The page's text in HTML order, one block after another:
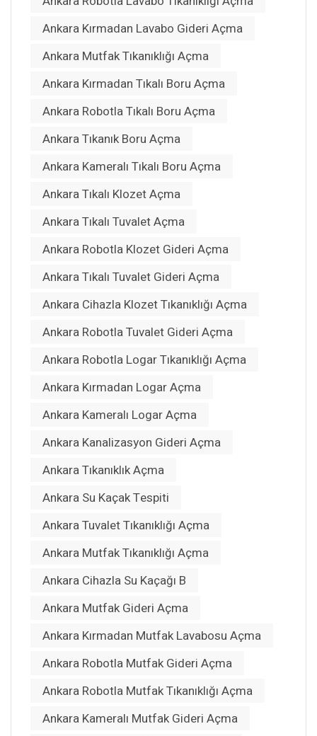
Ankara Kırmadan Lavabo Gideri Açma
Ankara Mutfak Tıkanıklığı Açma
Ankara Kırmadan Tıkalı Boru Açma
Ankara Robotla Tıkalı Boru Açma
Ankara Tıkanık Boru Açma
Ankara Kameralı Tıkalı Boru Açma
Ankara Tıkalı Klozet Açma
Ankara Tıkalı Tuvalet Açma
Ankara Robotla Klozet Gideri Açma
Ankara Tıkalı Tuvalet Gideri Açma
Ankara Cihazla Klozet Tıkanıklığı Açma
Ankara Robotla Tuvalet Gideri Açma
Ankara Robotla Logar Tıkanıklığı Açma
Ankara Kırmadan Logar Açma
Ankara Kameralı Logar Açma
Ankara Kanalizasyon Gideri Açma
Ankara Tıkanıklık Açma
Ankara Su Kaçak Tespiti
Ankara Tuvalet Tıkanıklığı Açma
Ankara Mutfak Tıkanıklığı Açma
Ankara Cihazla Su Kaçağı B
Ankara Mutfak Gideri Açma
Ankara Kırmadan Mutfak Lavabosu Açma
Ankara Robotla Mutfak Gideri Açma
Ankara Robotla Mutfak Tıkanıklığı Açma
Ankara Kameralı Mutfak Gideri Açma